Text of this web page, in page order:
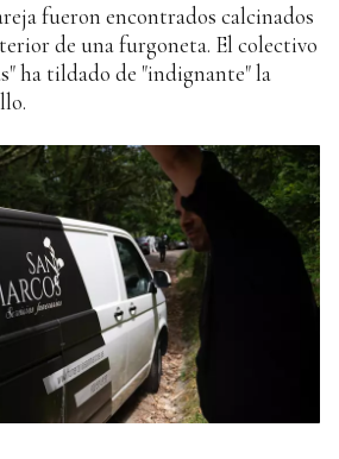
fueron encontrados calcinados
de una furgoneta. El colectivo
ha tildado de "indignante" la